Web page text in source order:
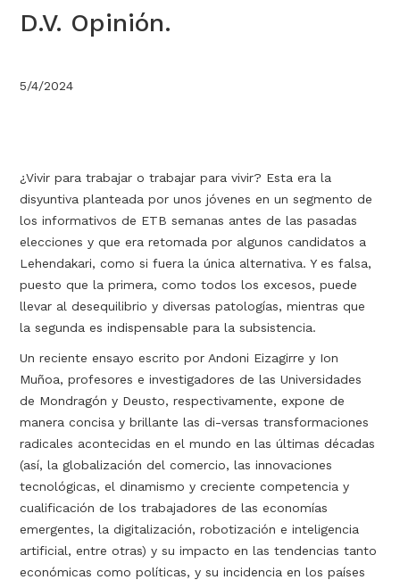
D.V. Opinión.
5/4/2024
¿Vivir para trabajar o trabajar para vivir? Esta era la
disyuntiva planteada por unos jóvenes en un segmento de
los informativos de ETB semanas antes de las pasadas
elecciones y que era retomada por algunos candidatos a
Lehendakari, como si fuera la única alternativa. Y es falsa,
puesto que la primera, como todos los excesos, puede
llevar al desequilibrio y diversas patologías, mientras que
la segunda es indispensable para la subsistencia.
Un reciente ensayo escrito por Andoni Eizagirre y Ion
Muñoa, profesores e investigadores de las Universidades
de Mondragón y Deusto, respectivamente, expone de
manera concisa y brillante las di-versas transformaciones
radicales acontecidas en el mundo en las últimas décadas
(así, la globalización del comercio, las innovaciones
tecnológicas, el dinamismo y creciente competencia y
cualificación de los trabajadores de las economías
emergentes, la digitalización, robotización e inteligencia
artificial, entre otras) y su impacto en las tendencias tanto
económicas como políticas, y su incidencia en los países